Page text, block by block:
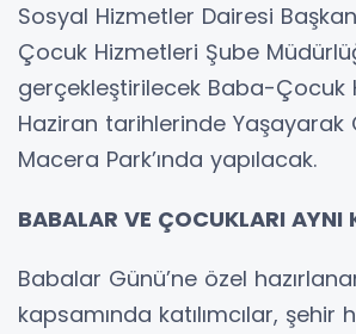
Sosyal Hizmetler Dairesi
Çocuk Hizmetleri Şube
gerçekleştirilecek Baba-Çocuk
Haziran tarihlerinde Yaşayarak
Macera Park’ında yapılacak.
BABALAR VE ÇOCUKLARI AYNI
Babalar Günü’ne özel
kapsamında katılımcılar, şehir